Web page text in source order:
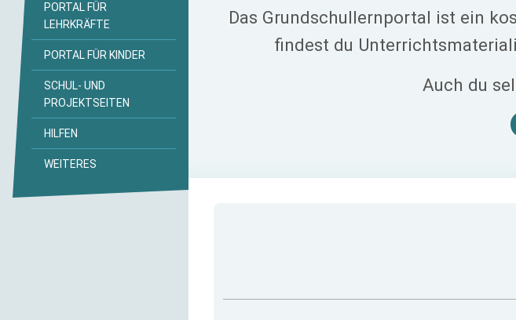
Das Grundschullernportal ist ein
findest du
Auch du
PORTAL FÜR
LEHRKRÄFTE
PORTAL FÜR KINDER
SCHUL- UND
PROJEKTSEITEN
HILFEN
WEITERES